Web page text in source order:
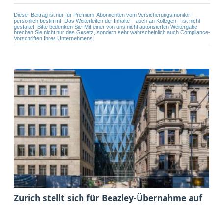
Dieser Beitrag ist nur für Premium-Abonnenten vom Versicherungsmonitor
persönlich bestimmt. Das Weiterleiten der Inhalte – auch an Kollegen – ist nicht
gestattet. Bitte bedenken Sie: Mit einer von uns nicht autorisierten Weitergabe
brechen Sie nicht nur das Gesetz, sondern sehr wahrscheinlich auch Compliance-
Vorschriften Ihres Unternehmens.
Zurich stellt sich für Beazley-Übernahme auf